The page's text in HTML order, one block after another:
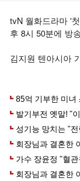
tvN 월화드라마 '
후 8시 50분에 방
김지원 텐아시아